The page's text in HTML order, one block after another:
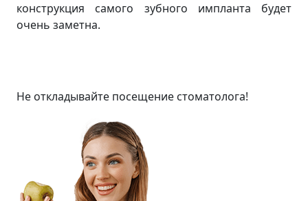
конструкция самого зубного импланта будет
очень заметна.
Не откладывайте посещение стоматолога!